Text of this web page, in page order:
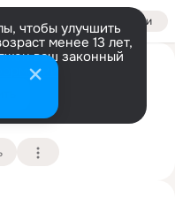
Войти
чтобы улучшить
менее 13 лет,
ваш законный
лет)
школа
Подробнее